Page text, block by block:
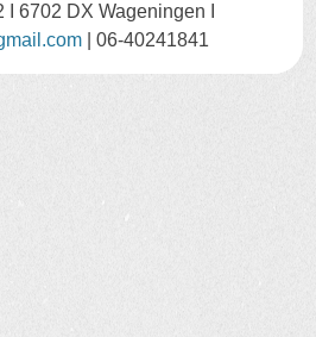
I 6702 DX Wageningen I
| 06-40241841